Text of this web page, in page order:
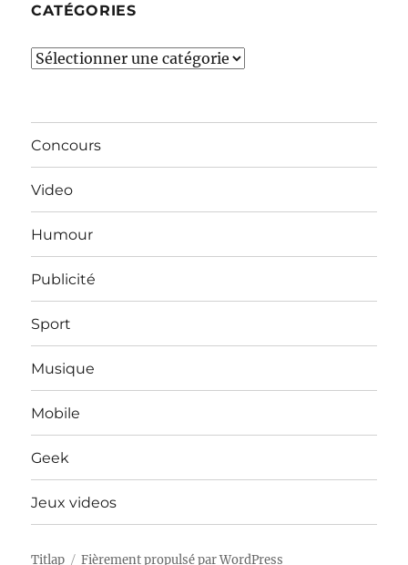
CATÉGORIES
Catégories
Concours
Video
Humour
Publicité
Sport
Musique
Mobile
Geek
Jeux videos
Titlap Fièrement propulsé par WordPress